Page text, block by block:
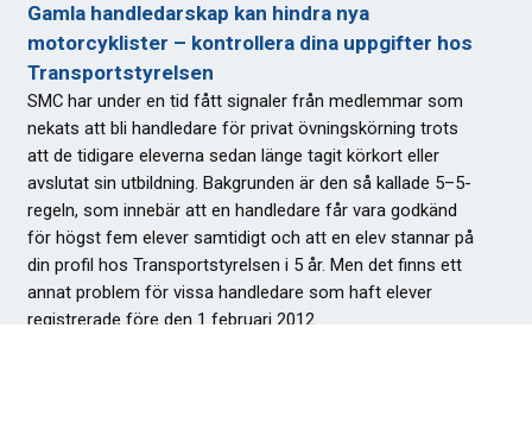
Gamla handledarskap kan hindra nya
motorcyklister – kontrollera dina uppgifter hos
Transportstyrelsen
SMC har under en tid fått signaler från medlemmar som
nekats att bli handledare för privat övningskörning trots
att de tidigare eleverna sedan länge tagit körkort eller
avslutat sin utbildning. Bakgrunden är den så kallade 5–5-
regeln, som innebär att en handledare får vara godkänd
för högst fem elever samtidigt och att en elev stannar på
din profil hos Transportstyrelsen i 5 år. Men det finns ett
annat problem för vissa handledare som haft elever
registrerade före den 1 februari 2012.